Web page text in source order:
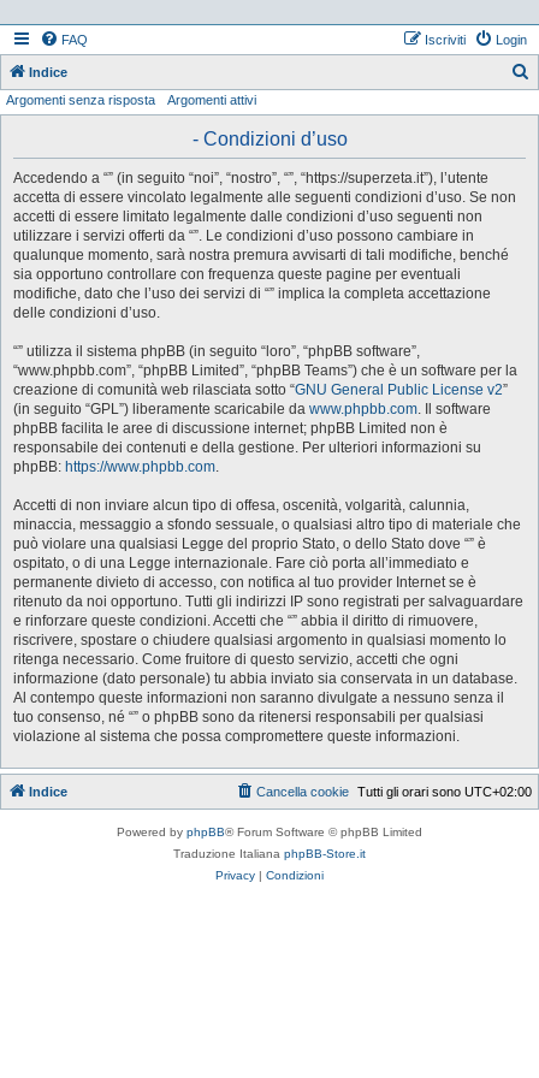
FAQ Login
Iscriviti
Indice
Argomenti senza risposta Argomenti attivi
- Condizioni d’uso
Accedendo a “” (in seguito “noi”, “nostro”, “”, “https://superzeta.it”), l’utente
accetta di essere vincolato legalmente alle seguenti condizioni d’uso. Se non
accetti di essere limitato legalmente dalle condizioni d’uso seguenti non
utilizzare i servizi offerti da “”. Le condizioni d’uso possono cambiare in
qualunque momento, sarà nostra premura avvisarti di tali modifiche, benché
sia opportuno controllare con frequenza queste pagine per eventuali
modifiche, dato che l’uso dei servizi di “” implica la completa accettazione
delle condizioni d’uso.
“” utilizza il sistema phpBB (in seguito “loro”, “phpBB software”,
“www.phpbb.com”, “phpBB Limited”, “phpBB Teams”) che è un software per la
creazione di comunità web rilasciata sotto “GNU General Public License v2”
(in seguito “GPL”) liberamente scaricabile da www.phpbb.com. Il software
phpBB facilita le aree di discussione internet; phpBB Limited non è
responsabile dei contenuti e della gestione. Per ulteriori informazioni su
phpBB: https://www.phpbb.com.
Accetti di non inviare alcun tipo di offesa, oscenità, volgarità, calunnia,
minaccia, messaggio a sfondo sessuale, o qualsiasi altro tipo di materiale che
può violare una qualsiasi Legge del proprio Stato, o dello Stato dove “” è
ospitato, o di una Legge internazionale. Fare ciò porta all’immediato e
permanente divieto di accesso, con notifica al tuo provider Internet se è
ritenuto da noi opportuno. Tutti gli indirizzi IP sono registrati per salvaguardare
e rinforzare queste condizioni. Accetti che “” abbia il diritto di rimuovere,
riscrivere, spostare o chiudere qualsiasi argomento in qualsiasi momento lo
ritenga necessario. Come fruitore di questo servizio, accetti che ogni
informazione (dato personale) tu abbia inviato sia conservata in un database.
Al contempo queste informazioni non saranno divulgate a nessuno senza il
tuo consenso, né “” o phpBB sono da ritenersi responsabili per qualsiasi
violazione al sistema che possa compromettere queste informazioni.
Indice Tutti gli orari sono UTC+02:00
Cancella cookie
Powered by phpBB® Forum Software © phpBB Limited
Traduzione Italiana phpBB-Store.it
Privacy | Condizioni